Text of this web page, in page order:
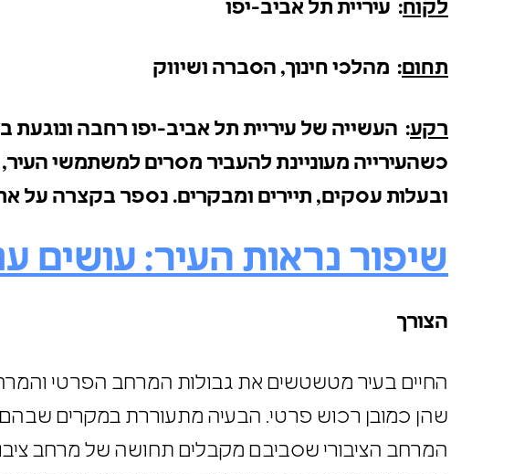
לקוח: עיריית תל אביב-יפו
תחום: מהלכי חינוך, הסברה ושיווק
רקע: העשייה של עיריית תל אביב-יפו רחבה
כשהעירייה מעוניינת להעביר מסרים למשתמשי
ובעלות עסקים, תיירים ומבקרים. נספר בקצרה על
שיפור נראות העיר: עושים
הצורך
החיים בעיר מטשטשים את גבולות המרחב הפרטי
שהן כמובן רכוש פרטי. הבעיה מתעוררת במקרים
המרחב הציבורי שסביבם מקבלים תחושה של מרחב